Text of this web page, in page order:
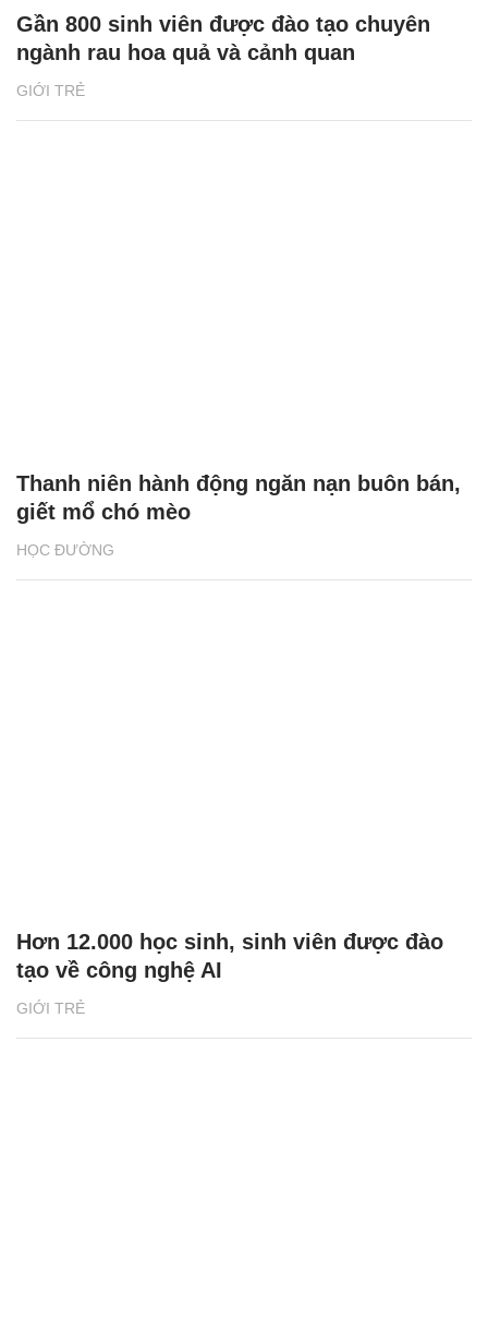
GIỚI TRẺ
Gần 800 sinh viên được đào tạo chuyên
ngành rau hoa quả và cảnh quan
HỌC ĐƯỜNG
Thanh niên hành động ngăn nạn buôn bán,
giết mổ chó mèo
GIỚI TRẺ
Hơn 12.000 học sinh, sinh viên được đào
tạo về công nghệ AI